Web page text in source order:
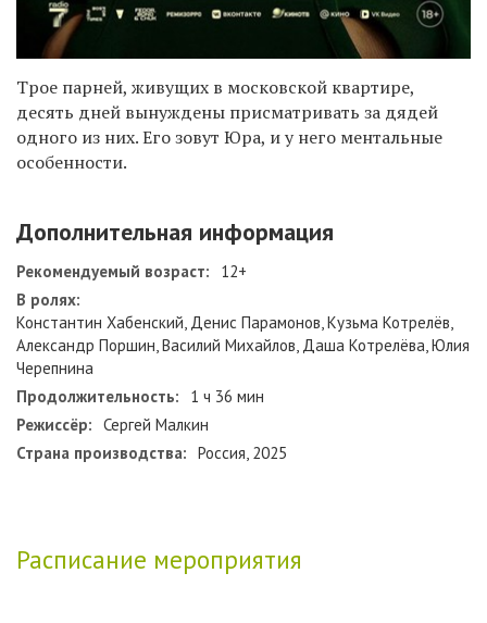
Трое парней, живущих в московской квартире,
десять дней вынуждены присматривать за дядей
одного из них. Его зовут Юра, и у него ментальные
особенности.
Дополнительная информация
Рекомендуемый возраст:
12+
В ролях:
Константин Хабенский, Денис Парамонов, Кузьма Котрелёв,
Александр Поршин, Василий Михайлов, Даша Котрелёва, Юлия
Черепнина
Продолжительность:
1 ч 36 мин
Режиссёр: Сергей Малкин
Страна производства: Россия, 2025
Расписание мероприятия